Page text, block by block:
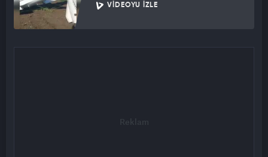
VIDEOYU İZLE